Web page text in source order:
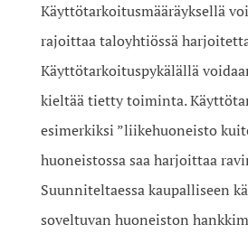
Käyttötarkoitusmääräyksellä
rajoittaa taloyhtiössä
Käyttötarkoituspykälällä
kieltää tietty toiminta.
esimerkiksi ”liikehuoneisto
huoneistossa saa harjoittaa
Suunniteltaessa kaupalliseen
soveltuvan huoneiston